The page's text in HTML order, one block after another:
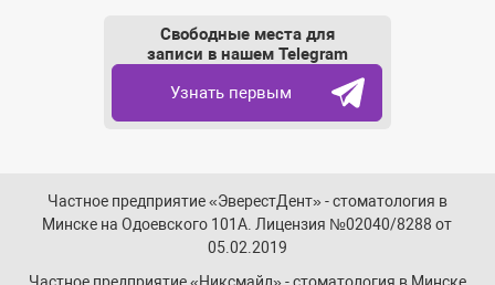
Свободные места для
записи в нашем Telegram
Узнать первым
Частное предприятие «ЭверестДент» - стоматология в
Минске на Одоевского 101А. Лицензия №02040/8288 от
05.02.2019